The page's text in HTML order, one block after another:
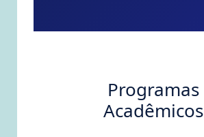
Programas
Acadêmicos